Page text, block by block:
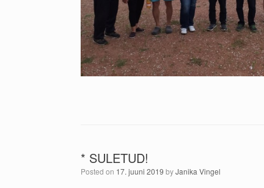
* SULETUD!
Posted on 17. juuni 2019 byJanika Vingel